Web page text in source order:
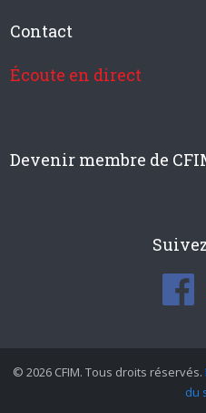
Contact
Écoute en direct
Devenir membre de
© 2026 CFIM. Tous droits réservés.
du